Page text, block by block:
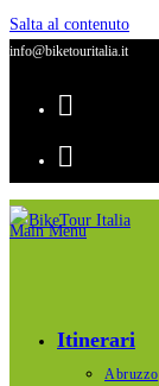
Salta al contenuto
info@biketouritalia.it
Main Menu
Itinerari
Abruzzo